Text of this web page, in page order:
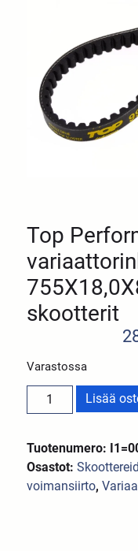
Top
skootterit
Varastossa
Lisää
Tuotenumero:
Osastot:
voimansiirto,